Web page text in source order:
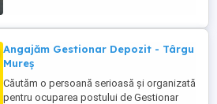
Angajăm Gestionar Depozit - Târgu
Mureș
Căutăm o persoană serioasă și organizată
pentru ocuparea postului de Gestionar